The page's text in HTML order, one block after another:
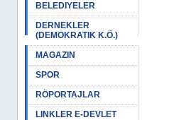
BELEDIYELER
DERNEKLER
(DEMOKRATIK K.Ö.)
MAGAZIN
SPOR
RÖPORTAJLAR
LINKLER E-DEVLET